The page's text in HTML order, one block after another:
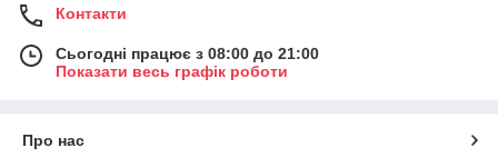
Ассортимент материалов и
оборудования
несколькими оттенками.
Контакти
Сьогодні працює з 08:00 до 21:00
Показати весь графік роботи
Про нас